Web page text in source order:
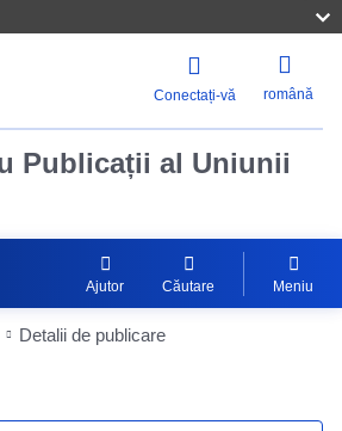
Conectați-vă română
Publicații al Uniunii
Ajutor Căutare Meniu
Detalii de publicare
Actions Portlet